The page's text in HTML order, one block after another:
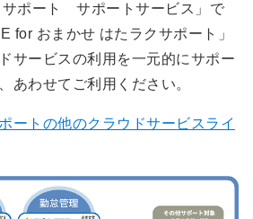
サポート サポートサービス」で
for おまかせ はたラクサポート」
サービスの利用を一元的にサポー
あわせてご利用ください。
ートの他のクラウドサービスライ